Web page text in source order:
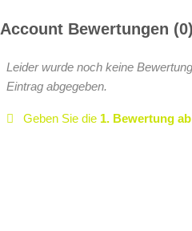
Account Bewertungen 0
Leider wurde noch keine
Eintrag abgegeben.
Geben Sie die 1. Bewertung